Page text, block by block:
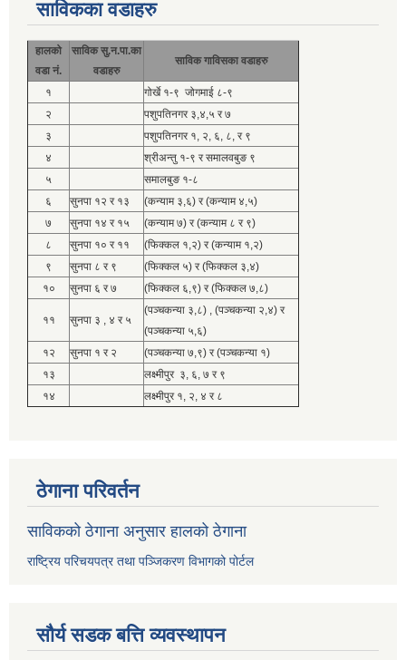
साविकका वडाहरु
हालको
वडा नं.
साविक सु.न.पा.का
वडाहरु
साविक गाविसका वडाहरु
१
गोर्खे १-९ जोगमाई ८-९
२
पशुपतिनगर ३,४,५ र ७
३
पशुपतिनगर १, २, ६, ८, र ९
४
श्रीअन्तु १-९ र समालवबुङ ९
५
समालबुङ १-८
६
सुनपा १२ र १३
(कन्याम ३,६) र (कन्याम ४,५)
७
सुनपा १४ र १५
(कन्याम ७) र (कन्याम ८ र ९)
८
सुनपा १० र ११
(फिक्कल १,२) र (कन्याम १,२)
९
सुनपा ८ र ९
(फिक्कल ५) र (फिक्कल ३,४)
१०
सुनपा ६ र ७ (फिक्कल ६,९) र (फिक्कल ७,८)
११ सुनपा ३ , ४ र ५
(पञ्चकन्या ३,८) , (पञ्चकन्या २,४) र
(पञ्चकन्या ५,६)
१२
सुनपा १ र २
(पञ्चकन्या ७,९) र (पञ्चकन्या १)
१३
लक्ष्मीपुर ३, ६, ७ र ९
१४
लक्ष्मीपुर १, २, ४ र ८
ठेगाना परिवर्तन
साविकको ठेगाना अनुसार हालको ठेगाना
राष्ट्रिय परिचयपत्र तथा पञ्जिकरण विभागको पोर्टल
सौर्य सडक बत्ति व्यवस्थापन